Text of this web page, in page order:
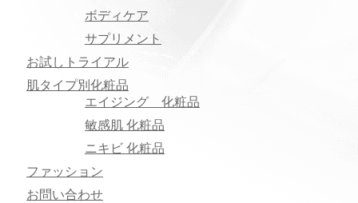
ボディケア
サプリメント
お試しトライアル
肌タイプ別化粧品
エイジング 化粧品
敏感肌 化粧品
ニキビ 化粧品
ファッション
お問い合わせ